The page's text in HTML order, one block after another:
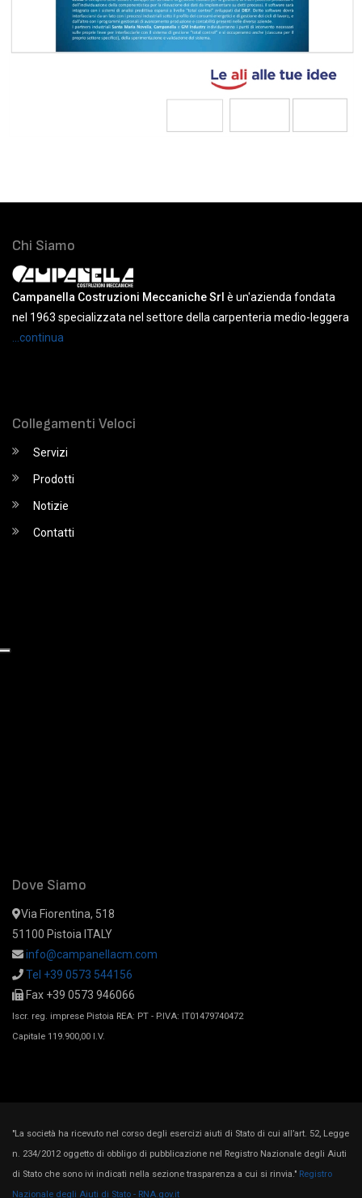
Chi Siamo
Campanella Costruzioni Meccaniche Srl è un'azienda fondata
nel 1963 specializzata nel settore della carpenteria medio-leggera
...continua
Collegamenti Veloci
Servizi
Prodotti
Notizie
Contatti
Dove Siamo
Via Fiorentina, 518
51100 Pistoia ITALY
info@campanellacm.com
Tel +39 0573 544156
Fax +39 0573 946066
Iscr. reg. imprese Pistoia REA: PT - P.IVA: IT01479740472
Capitale 119.900,00 I.V.
"La società ha ricevuto nel corso degli esercizi aiuti di Stato di cui all’art. 52, Legge
n. 234/2012 oggetto di obbligo di pubblicazione nel Registro Nazionale degli Aiuti
di Stato che sono ivi indicati nella sezione trasparenza a cui si rinvia." Registro
Nazionale degli Aiuti di Stato - RNA.gov.it